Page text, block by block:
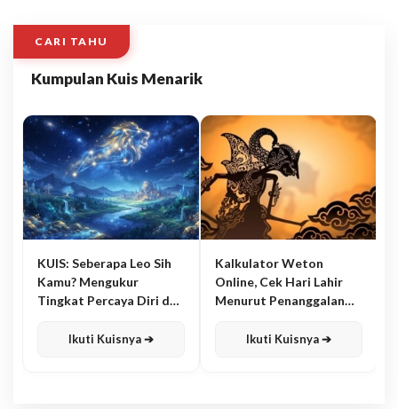
CARI TAHU
Kumpulan Kuis Menarik
KUIS: Seberapa Leo Sih
Kamu? Mengukur
Tingkat Percaya Diri dan
Ikuti Kuisnya ➔
Kalkulator Weton
Online, Cek Hari Lahir
Menurut Penanggalan
Ikuti Kuisnya ➔